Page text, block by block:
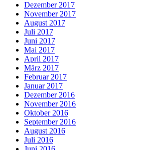
Dezember 2017
November 2017
August 2017
Juli 2017
Juni 2017
Mai 2017
April 2017
März 2017
Februar 2017
Januar 2017
Dezember 2016
November 2016
Oktober 2016
September 2016
August 2016
Juli 2016